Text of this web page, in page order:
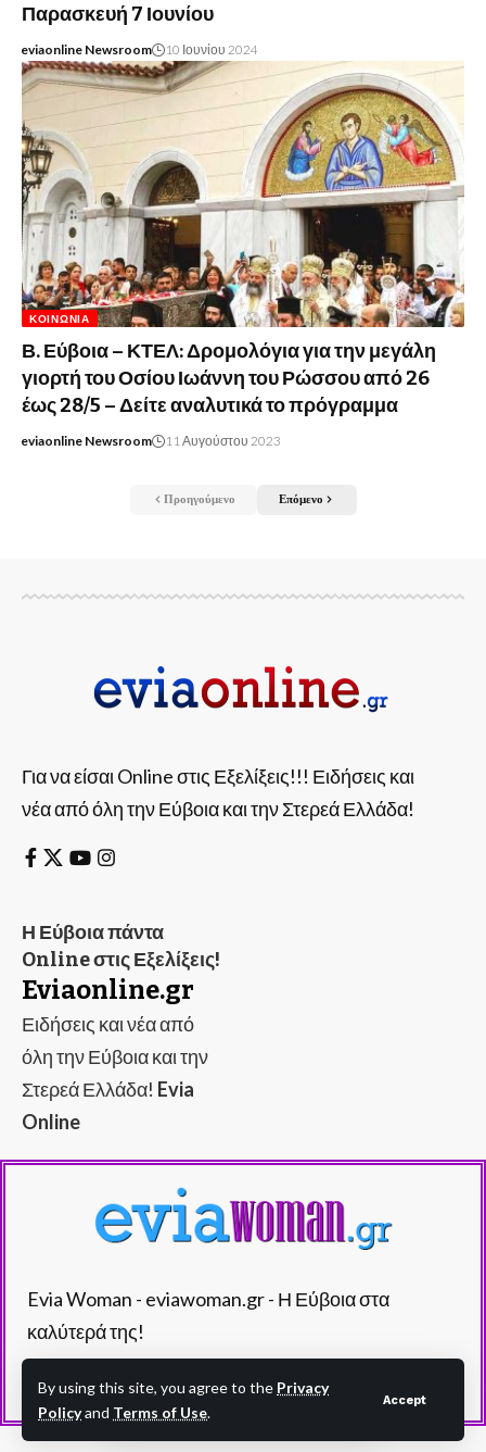
By using this site, you agree to the Privacy
Policyand Terms of Use.
Accept
Παρασκευή 7 Ιουνίου
eviaonline Newsroom 10 Ιουνίου 2024
ΚΟΙΝΩΝΊΑ
Β. Εύβοια – ΚΤΕΛ: Δρομολόγια για την μεγάλη
γιορτή του Οσίου Ιωάννη του Ρώσσου από 26
έως 28/5 – Δείτε αναλυτικά το πρόγραμμα
eviaonline Newsroom 11 Αυγούστου 2023
Προηγούμενο Επόμενο
Για να είσαι Online στις Εξελίξεις!!! Ειδήσεις και
νέα από όλη την Εύβοια και την Στερεά Ελλάδα!
Η Εύβοια πάντα
Online στις Εξελίξεις!
Eviaonline.gr
Ειδήσεις και νέα από
όλη την Εύβοια και την
Στερεά Ελλάδα! Evia
Online
Evia Woman - eviawoman.gr - Η Εύβοια στα
καλύτερά της!